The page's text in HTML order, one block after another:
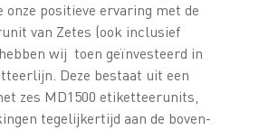
onze positieve ervaring met de
van Zetes (ook inclusief
wij toen geïnvesteerd in
Deze bestaat uit een
zes MD1500 etiketteerunits,
tegelijkertijd aan de boven-